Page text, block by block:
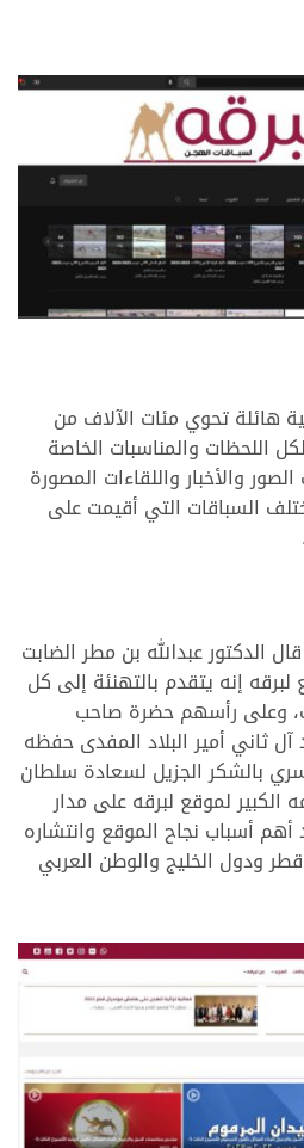
هائلة تحوي مئات الآلاف من
اللحظات والمناسبات الخاصة
والأخبار واللقاءات المصورة
السباقات التي أقيمت على
الدكتور عبدالله بن مطر الضابت
إنه يتقدم بالتهنئة إلى كل
وعلى رأسهم حضرة صاحب
ثاني أمير البلاد المفدى حفظه
بالشكر الجزيل لسعادة سلطان
لموقع لبرقه على مدار
أسباب نجاح الموقع وانتشاره
ودول الخليج والوطن العربي